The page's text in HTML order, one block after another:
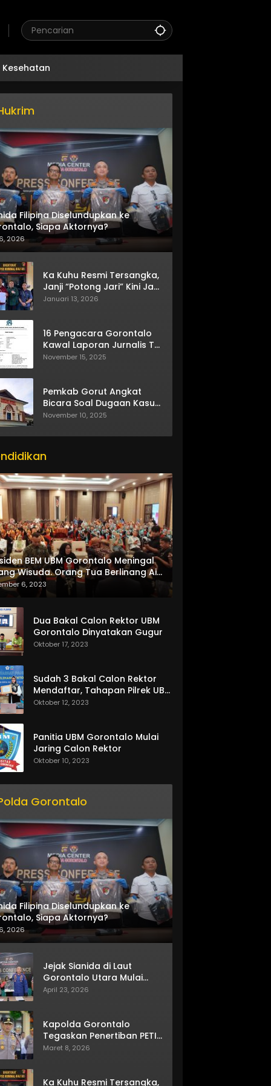
Kesehatan
Filipina Diselundupkan ke
Siapa Aktornya?
2026
Ka Kuhu Resmi Tersangka,
Janji “Potong Jari” Kini Jadi
Bumerang
Januari 13, 2026
16 Pengacara Gorontalo
Kawal Laporan Jurnalis TV
One
November 15, 2025
Pemkab Gorut Angkat
Bicara Soal Dugaan Kasus
Asusila Oknum ASN
November 10, 2025
BEM UBM Gorontalo Meningal
Wisuda. Orang Tua Berlinang Air
Menerima SKL dan Pemasangan
6, 2023
Dua Bakal Calon Rektor UBM
Gorontalo Dinyatakan Gugur
Oktober 17, 2023
Sudah 3 Bakal Calon Rektor
Mendaftar, Tahapan Pilrek UBM
Gorontalo Makin Seru
Oktober 12, 2023
Panitia UBM Gorontalo Mulai
Jaring Calon Rektor
Oktober 10, 2023
Gorontalo
Filipina Diselundupkan ke
Siapa Aktornya?
2026
Jejak Sianida di Laut
Gorontalo Utara Mulai
Terkuak
April 23, 2026
Kapolda Gorontalo
Tegaskan Penertiban PETI
Terus Berjalan
Maret 8, 2026
Ka Kuhu Resmi Tersangka,